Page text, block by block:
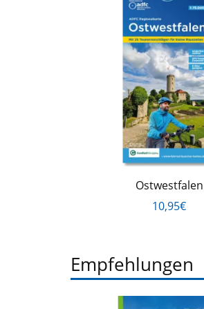
Ostwestfalen
10,95€
Empfehlungen